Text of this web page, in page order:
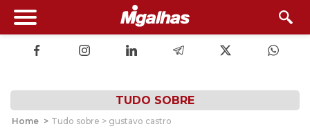
TUDO SOBRE
Home > Tudo sobre > gustavo castro